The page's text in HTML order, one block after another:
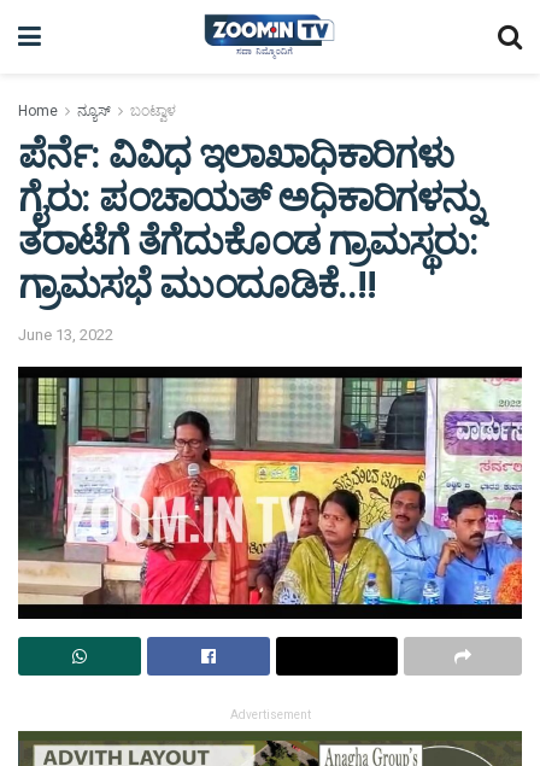
Home ನ್ಯೂಸ್ ಬಂಟ್ವಾಳ
ಪೆರ್ನೆ: ವಿವಿಧ ಇಲಾಖಾಧಿಕಾರಿಗಳು
ಗೈರು: ಪಂಚಾಯತ್ ಅಧಿಕಾರಿಗಳನ್ನು
ತರಾಟೆಗೆ ತೆಗೆದುಕೊಂಡ ಗ್ರಾಮಸ್ಥರು:
ಗ್ರಾಮಸಭೆ ಮುಂದೂಡಿಕೆ..!!
June 13, 2022
Advertisement